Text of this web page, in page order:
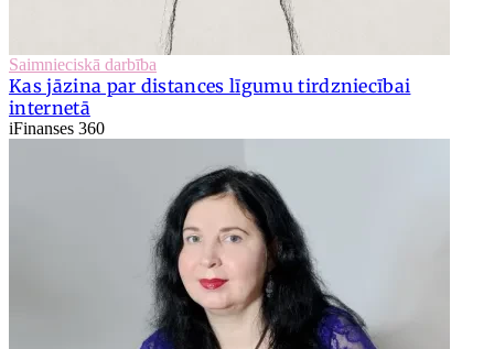
Saimnieciskā darbība
Kas jāzina par distances līgumu tirdzniecībai
internetā
iFinanses 360